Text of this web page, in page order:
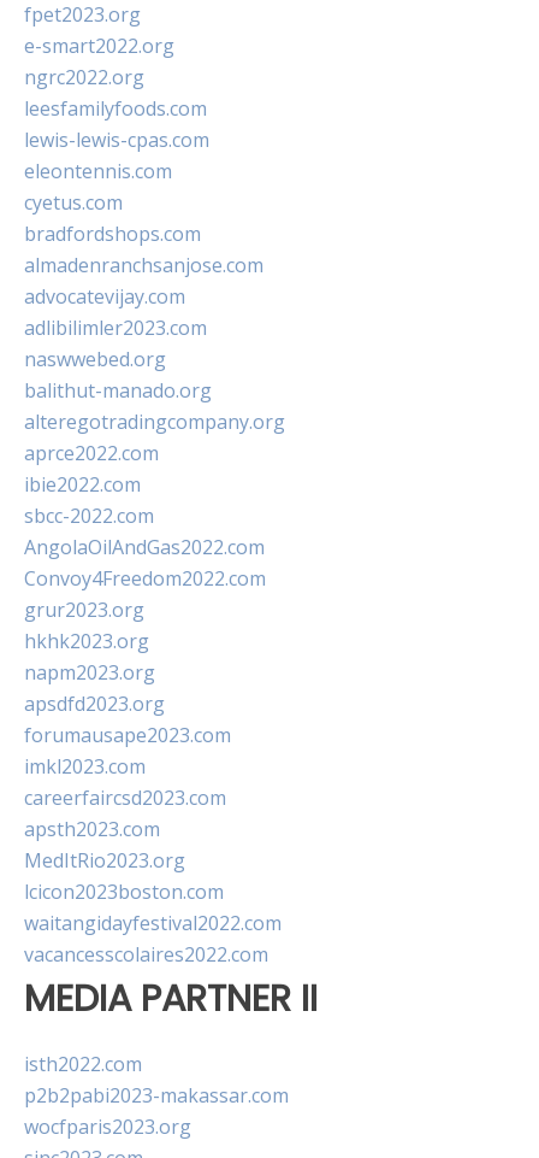
fpet2023.org
e-smart2022.org
ngrc2022.org
leesfamilyfoods.com
lewis-lewis-cpas.com
eleontennis.com
cyetus.com
bradfordshops.com
almadenranchsanjose.com
advocatevijay.com
adlibilimler2023.com
naswwebed.org
balithut-manado.org
alteregotradingcompany.org
aprce2022.com
ibie2022.com
sbcc-2022.com
AngolaOilAndGas2022.com
Convoy4Freedom2022.com
grur2023.org
hkhk2023.org
napm2023.org
apsdfd2023.org
forumausape2023.com
imkl2023.com
careerfaircsd2023.com
apsth2023.com
MedItRio2023.org
lcicon2023boston.com
waitangidayfestival2022.com
vacancesscolaires2022.com
MEDIA PARTNER II
isth2022.com
p2b2pabi2023-makassar.com
wocfparis2023.org